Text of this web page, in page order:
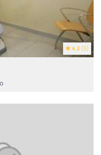
4.2 (5)